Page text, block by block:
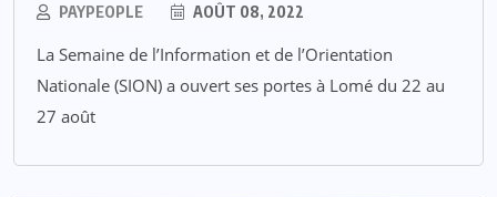
PAYPEOPLE AOÛT 08, 2022
La Semaine de l’Information et de l’Orientation
Nationale (SION) a ouvert ses portes à Lomé du 22 au
27 août